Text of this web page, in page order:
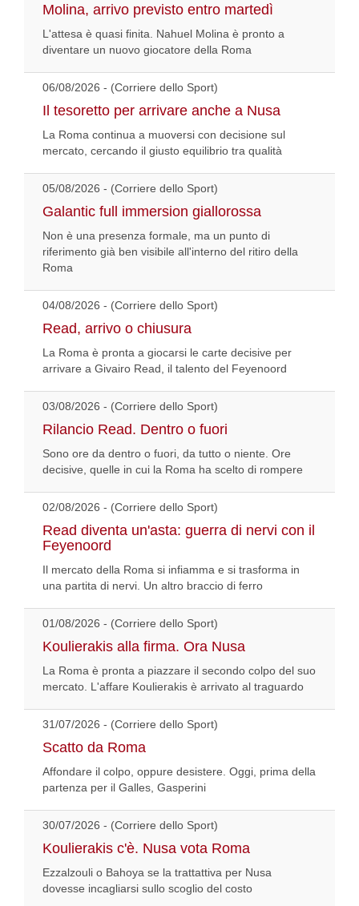
Molina, arrivo previsto entro martedì
L'attesa è quasi finita. Nahuel Molina è pronto a
diventare un nuovo giocatore della Roma
06/08/2026 - (Corriere dello Sport)
Il tesoretto per arrivare anche a Nusa
La Roma continua a muoversi con decisione sul
mercato, cercando il giusto equilibrio tra qualità
05/08/2026 - (Corriere dello Sport)
Galantic full immersion giallorossa
Non è una presenza formale, ma un punto di
riferimento già ben visibile all'interno del ritiro della
Roma
04/08/2026 - (Corriere dello Sport)
Read, arrivo o chiusura
La Roma è pronta a giocarsi le carte decisive per
arrivare a Givairo Read, il talento del Feyenoord
03/08/2026 - (Corriere dello Sport)
Rilancio Read. Dentro o fuori
Sono ore da dentro o fuori, da tutto o niente. Ore
decisive, quelle in cui la Roma ha scelto di rompere
02/08/2026 - (Corriere dello Sport)
Read diventa un'asta: guerra di nervi con il
Feyenoord
Il mercato della Roma si infiamma e si trasforma in
una partita di nervi. Un altro braccio di ferro
01/08/2026 - (Corriere dello Sport)
Koulierakis alla firma. Ora Nusa
La Roma è pronta a piazzare il secondo colpo del suo
mercato. L'affare Koulierakis è arrivato al traguardo
31/07/2026 - (Corriere dello Sport)
Scatto da Roma
Affondare il colpo, oppure desistere. Oggi, prima della
partenza per il Galles, Gasperini
30/07/2026 - (Corriere dello Sport)
Koulierakis c'è. Nusa vota Roma
Ezzalzouli o Bahoya se la trattattiva per Nusa
dovesse incagliarsi sullo scoglio del costo